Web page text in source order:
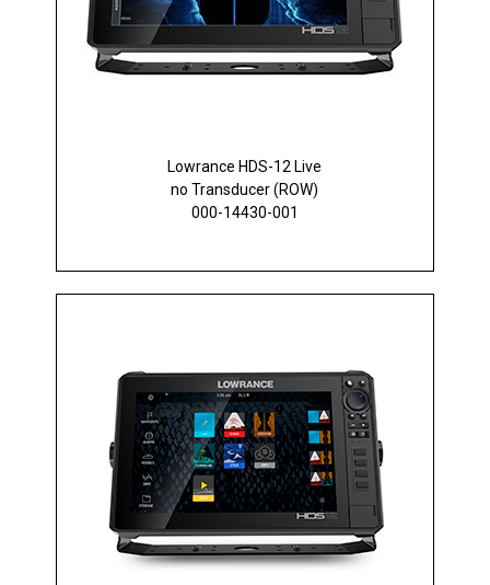
Lowrance HDS-12 Live
no Transducer (ROW)
000-14430-001